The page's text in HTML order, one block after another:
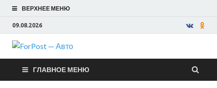
ВЕРХНЕЕ МЕНЮ
09.08.2026
ForPost —
Авто
ГЛАВНОЕ МЕНЮ